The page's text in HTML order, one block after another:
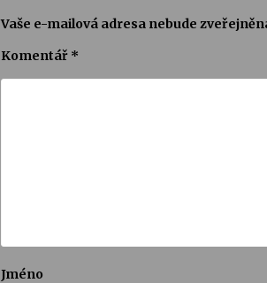
Vaše e-mailová adresa nebude
Komentář *
Jméno